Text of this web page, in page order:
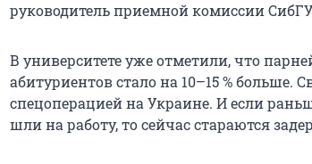
руководитель приемной комиссии
В университете уже отметили, что
абитуриентов стало на 10–15 % больше.
спецоперацией на Украине. И если
шли на работу, то сейчас стараются